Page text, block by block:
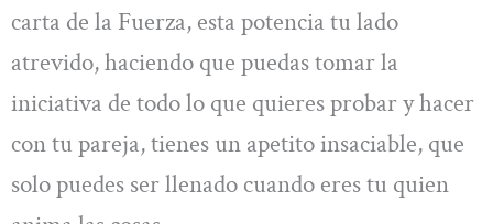
carta de la Fuerza, esta potencia tu lado
atrevido, haciendo que puedas tomar la
iniciativa de todo lo que quieres probar y hacer
con tu pareja, tienes un apetito insaciable, que
solo puedes ser llenado cuando eres tu quien